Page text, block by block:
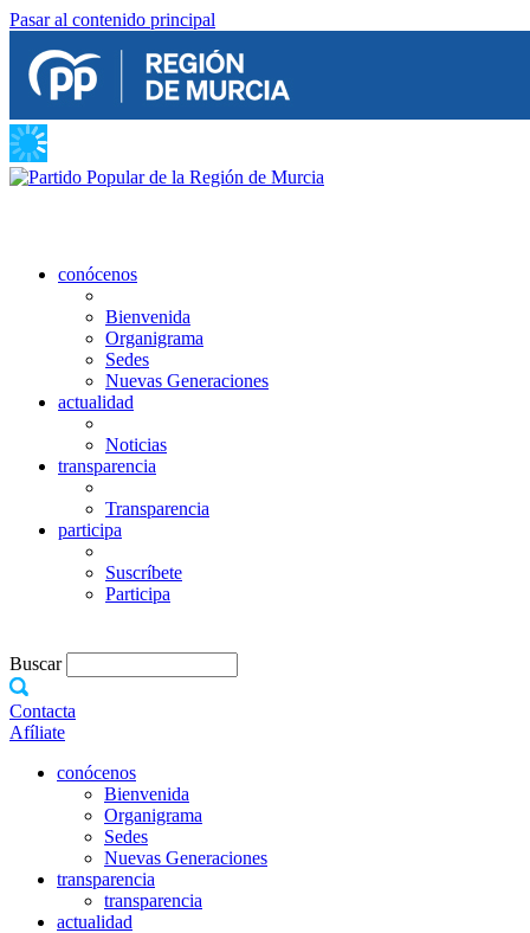
Pasar al contenido principal
conócenos
Bienvenida
Organigrama
Sedes
Nuevas Generaciones
actualidad
Noticias
transparencia
Transparencia
participa
Suscríbete
Participa
Buscar
Contacta
Afíliate
conócenos
Bienvenida
Organigrama
Sedes
Nuevas Generaciones
transparencia
transparencia
actualidad